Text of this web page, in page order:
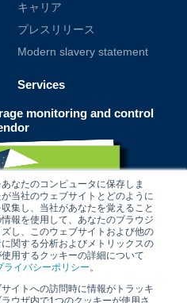
なたのコンピュータに保存しま
当社のウェブサイトとどのように
集し、当社があなたを覚えること
報を使用して、あなたのブラウジ
し、このウェブサイトおよび他の
関する分析およびメトリックスの
用するクッキーの詳細について
ライバシーポリシー。
イトへの訪問時に情報がトラッキ
ウザ内で1つのクッキーが使用さ
キャリア
プレスリリース
Modern slavery statement
Services
monitoring and control